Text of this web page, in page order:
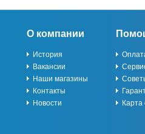
О компании
История
Вакансии
Наши магазины
Контакты
Новости
Карта